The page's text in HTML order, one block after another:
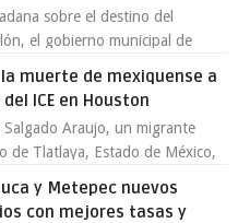
sobre el destino del
el gobierno municipal de
muerte de mexiquense a
ICE en Houston
Araujo, un migrante
de Tlatlaya, Estado de México,
y Metepec nuevos
con mejores tasas y